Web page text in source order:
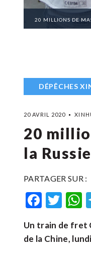
20 MILLIONS DE
DÉPÊCHES
20 AVRIL 2020
20
la Russie
PARTAGER SUR :
Un train de fret
de la Chine,